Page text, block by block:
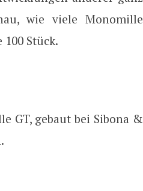
wie viele Monomille
Stück.
GT, gebaut bei Sibona &